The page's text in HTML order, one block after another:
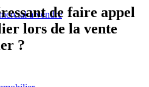
à vendrede faire appel
lors de la vente
?